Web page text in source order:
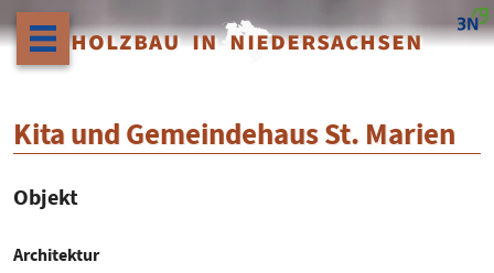
HOLZBAU IN NIEDERSACHSEN
Kita und Gemeindehaus St. Marien
Objekt
Architektur